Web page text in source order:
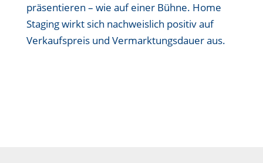
präsentieren – wie auf einer Bühne. Home
Staging wirkt sich nachweislich positiv auf
Verkaufspreis und Vermarktungsdauer aus.